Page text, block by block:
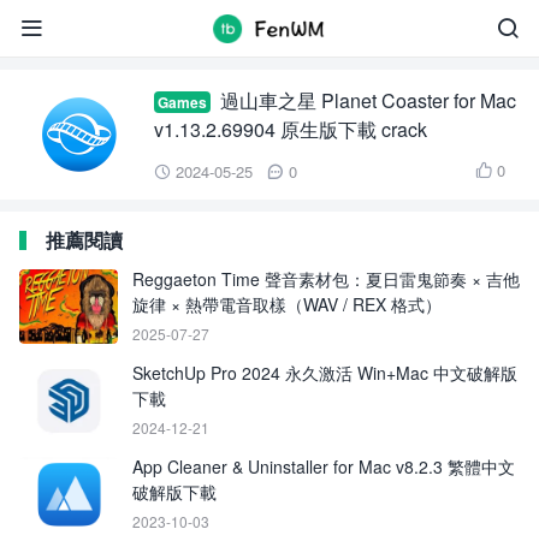

 Frontier Developments
Games
過山車之星 Planet Coaster for Mac
v1.13.2.69904 原生版下載 crack
 2024-05-25  0  0
推薦閱讀
Reggaeton Time 聲音素材包：夏日雷鬼節奏 × 吉他
旋律 × 熱帶電音取樣（WAV / REX 格式）
2025-07-27
SketchUp Pro 2024 永久激活 Win+Mac 中文破解版
下載
2024-12-21
App Cleaner & Uninstaller for Mac v8.2.3 繁體中文
破解版下載
2023-10-03